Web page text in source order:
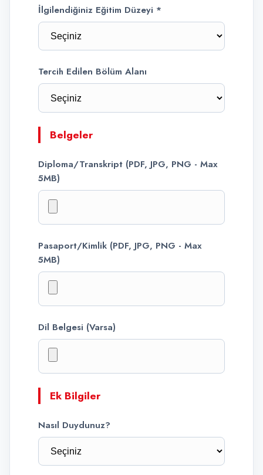
İlgilendiğiniz Eğitim Düzeyi *
Tercih Edilen Bölüm Alanı
Belgeler
Diploma/Transkript (PDF, JPG, PNG - Max
5MB)
Pasaport/Kimlik (PDF, JPG, PNG - Max
5MB)
Dil Belgesi (Varsa)
Ek Bilgiler
Nasıl Duydunuz?